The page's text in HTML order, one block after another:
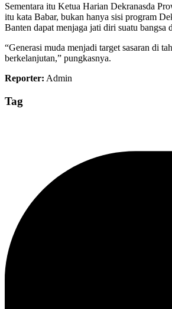
Sementara itu Ketua Harian Dekranasda
itu kata Babar, bukan hanya sisi program
Banten dapat menjaga jati diri suatu
“Generasi muda menjadi target sasaran di
berkelanjutan,” pungkasnya.
Reporter: Admin
Tag